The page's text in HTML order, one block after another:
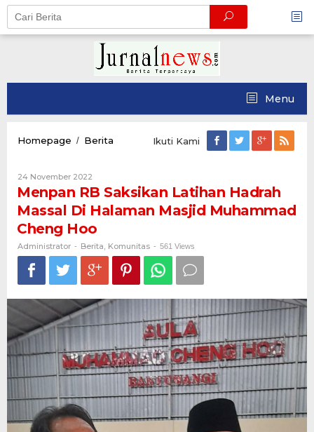
Skip
content
Menu
Homepage / Berita
Hadrah
Massal
Di
Cheng
Hoo
Ikuti Kami
24 November 2022
Administrator
Menpan RB Saksikan Latihan Hadrah
Massal Di Halaman Masjid Muhammad
Cheng Hoo
Administrator - Berita, Komunitas - 561 Views